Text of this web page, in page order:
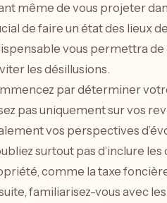
même de vous projeter
de faire un état des lieux
vous permettra
les désillusions.
par déterminer
pas uniquement sur vos
vos perspectives
surtout pas d’inclure
comme la taxe
familiarisez-vous avec